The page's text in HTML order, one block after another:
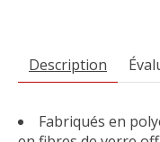
Description
Fabriqués en